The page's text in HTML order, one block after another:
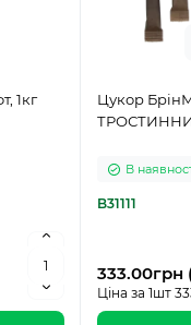
1кг
Цукор
В
B31111
333.00грн
Ціна за 1шт